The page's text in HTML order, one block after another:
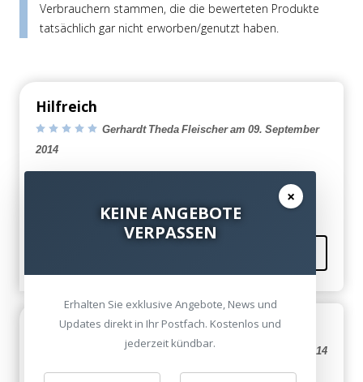
Verbrauchern stammen, die die bewerteten Produkte
tatsächlich gar nicht erworben/genutzt haben.
Hilfreich
Gerhardt Theda Fleischer am 09. September
2014
Super
Magdalena Schroeder am 08. September 2014
×
KEINE ANGEBOTE
VERPASSEN
Erhalten Sie exklusive Angebote, News und
Updates direkt in Ihr Postfach. Kostenlos und
jederzeit kündbar.